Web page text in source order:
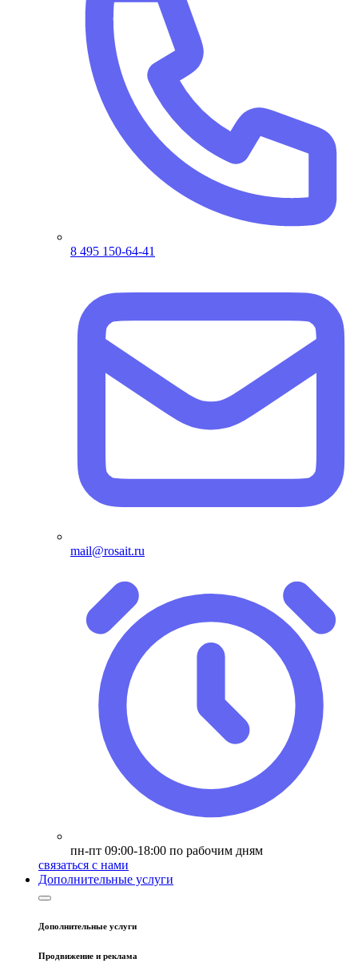
8 495 150-64-41
mail@rosait.ru
пн-пт 09:00-18:00 по рабочим дням
связаться с нами
Дополнительные услуги
Дополнительные услуги
Продвижение и реклама